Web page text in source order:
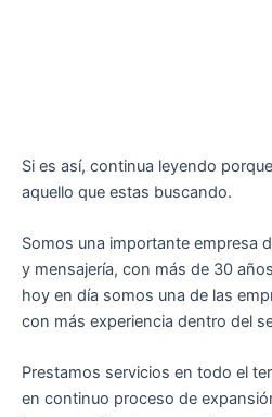
Si es así, continua leyendo
aquello que estas buscando.
Somos una importante empresa
y mensajería, con más de 30
hoy en día somos una de las
con más experiencia dentro del
Prestamos servicios en todo el
en continuo proceso de